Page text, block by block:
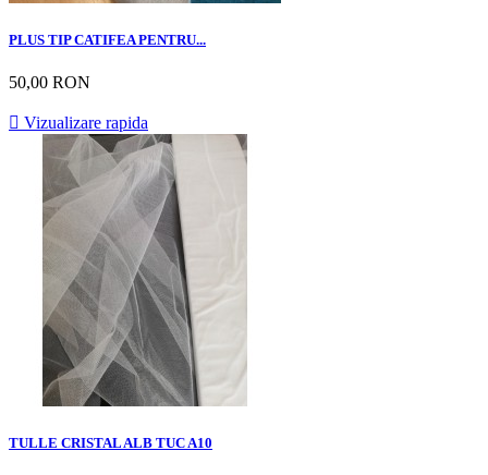
PLUS TIP CATIFEA PENTRU...
50,00 RON
 Vizualizare rapida
TULLE CRISTAL ALB TUC A10